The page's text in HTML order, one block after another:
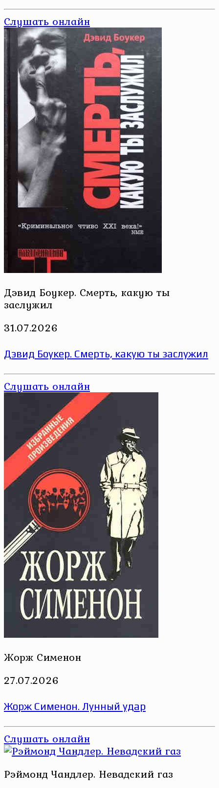
Слушать онлайн
Дэвид Боукер. Смерть, какую ты
заслужил
31.07.2026
Дэвид Боукер. Смерть, какую ты заслужил
Слушать онлайн
Жорж Сименон
27.07.2026
Жорж Сименон. Лунный удар
Слушать онлайн
Рэймонд Чандлер. Невадский газ